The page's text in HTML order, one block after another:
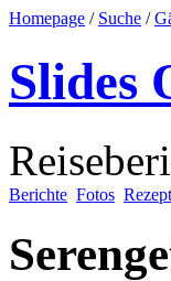
Homepage / Suche /
Slides
Berichte Fotos